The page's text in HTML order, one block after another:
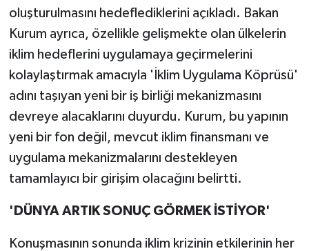
oluşturulmasını hedeflediklerini açıkladı. Bakan
Kurum ayrıca, özellikle gelişmekte olan ülkelerin
iklim hedeflerini uygulamaya geçirmelerini
kolaylaştırmak amacıyla 'İklim Uygulama Köprüsü'
adını taşıyan yeni bir iş birliği mekanizmasını
devreye alacaklarını duyurdu. Kurum, bu yapının
yeni bir fon değil, mevcut iklim finansmanı ve
uygulama mekanizmalarını destekleyen
tamamlayıcı bir girişim olacağını belirtti.
'DÜNYA ARTIK SONUÇ GÖRMEK İSTİYOR'
Konuşmasının sonunda iklim krizinin etkilerinin her